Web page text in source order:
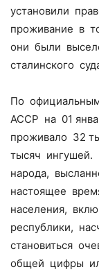
установили
проживание в
они были
сталинского
По
АССР на 01
проживало 32
тысяч ингушей.
народа,
настоящее
населения,
республики,
становиться
общей цифры